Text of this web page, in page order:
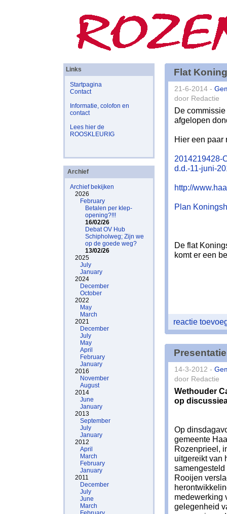
Links
Startpagina
Contact
Informatie, colofon en
contact
Lees hier de
ROOSKLEURIG
Archief
Archief bekijken
2026
February
Betalen per klep-
opening?!!!
16/02/26
Debat OV Hub
Schipholweg; Zijn we
op de goede weg?
13/02/26
2025
July
January
2024
December
October
2022
May
March
2021
December
July
May
April
February
January
2016
November
August
2014
June
January
2013
September
July
January
2012
April
March
February
January
2011
December
July
June
March
Flat
21-6-2014 -
door Redactie
De
afgelopen
Hier een paar
2014219428-
d.d.-11-juni-
http://
Plan
De flat
komt er een
reactie
14-3-2012 -
door Redactie
Wethouder
op
Op
gemeente
Rozenprieel,
uitgereikt
Rooijen
medewerking
gelegenheid